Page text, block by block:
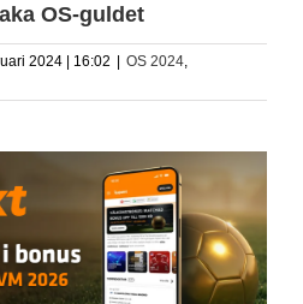
OS-guldet
2024 | 16:02 | OS 2024,